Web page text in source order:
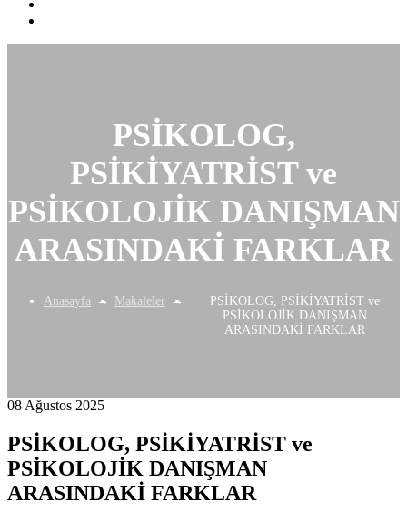
PSİKOLOG,
PSİKİYATRİST ve
PSİKOLOJİK DANIŞMAN
ARASINDAKİ FARKLAR
Anasayfa Makaleler
PSİKOLOG, PSİKİYATRİST ve
PSİKOLOJİK DANIŞMAN
ARASINDAKİ FARKLAR
08 Ağustos 2025
PSİKOLOG, PSİKİYATRİST ve
PSİKOLOJİK DANIŞMAN
ARASINDAKİ FARKLAR